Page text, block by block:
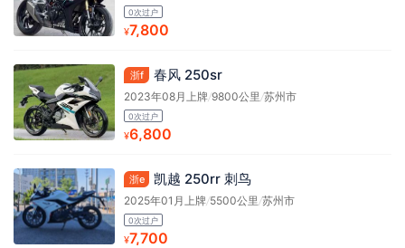
0次过户
¥7,800
浙f 春风 250sr
2023年08月上牌/9800公里 /苏州市
0次过户
¥6,800
浙e 凯越 250rr 刺鸟
2025年01月上牌/5500公里 /苏州市
0次过户
¥7,700